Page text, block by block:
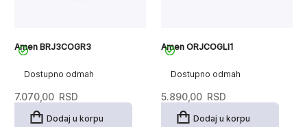
Dostupno odmah
Amen BRJ3COGR3
7.070,00 RSD
Dodaj u korpu
Dostupno odmah
Amen ORJCOGLI1
5.890,00 RSD
Dodaj u korpu